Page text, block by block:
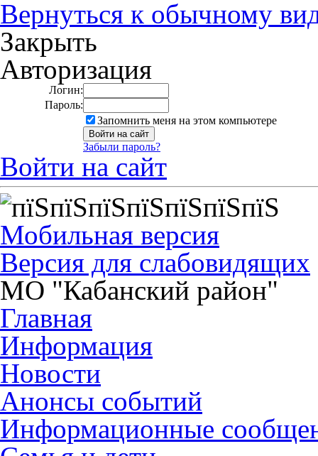
Вернуться к обычному
Закрыть
Авторизация
Логин:
Пароль:
Запомнить меня на этом компьютере
Забыли пароль?
Войти на сайт
Мобильная версия
Версия для слабовидящих
МО "Кабанский район"
Главная
Информация
Новости
Анонсы событий
Информационные